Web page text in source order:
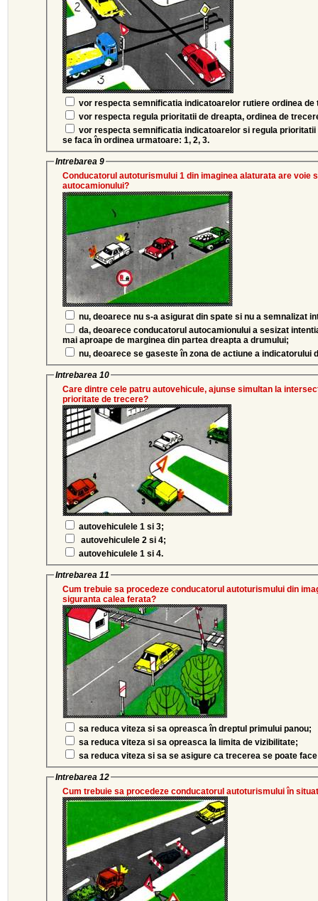
vor respecta semnificatia indicatoarelor rutiere ordinea
vor respecta regula prioritatii de dreapta, ordinea de
vor respecta semnificatia indicatoarelor si regula
se faca în ordinea urmatoare: 1, 2, 3.
Intrebarea 9
Conducatorul autoturismului 1 din imaginea alaturata are voie
autocamionului?
nu, deoarece nu s-a asigurat din spate si nu a semnalizat
mai aproape de marginea din partea dreapta a drumului;
nu, deoarece se gaseste în zona de actiune a indicatorului
Intrebarea 10
Care dintre cele patru autovehicule, ajunse simultan la
prioritate de trecere?
autovehiculele 1 si 3;
autovehiculele 2 si 4;
autovehiculele 1 si 4.
Intrebarea 11
Cum trebuie sa procedeze conducatorul autoturismului din
siguranta calea ferata?
sa reduca viteza si sa opreasca în dreptul primului panou;
sa reduca viteza si sa opreasca la limita de vizibilitate;
sa reduca viteza si sa se asigure ca trecerea se poate
Intrebarea 12
Cum trebuie sa procedeze conducatorul autoturismului în